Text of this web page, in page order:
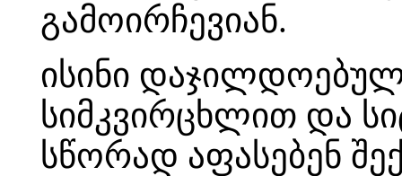
გამოირჩევიან.
ისინი
სიმკვირცხლით და
სწორად აფასებენ